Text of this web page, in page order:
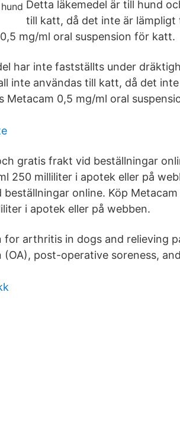
Detta läkemedel är till hund
till katt, då det inte är lämpligt
mg/ml oral suspension för katt.
har inte fastställts under
inte användas till katt, då det
Metacam 0,5 mg/ml oral
gratis frakt vid beställningar
250 milliliter i apotek eller på
online. Köp
i apotek eller på webben.
for arthritis in dogs and relieving
post-operative soreness,